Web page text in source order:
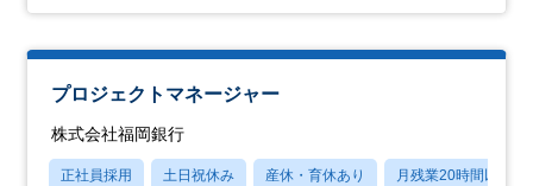
プロジェクトマネージャー
株式会社福岡銀行
正社員採用 土日祝休み 産休・育休あり 月残業20時間以内